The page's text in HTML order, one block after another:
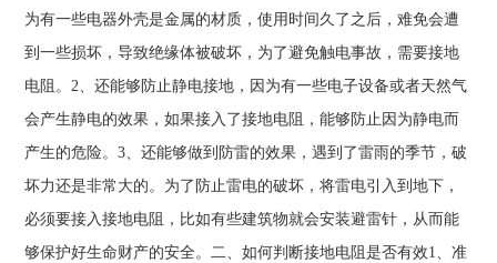
为有一些电器外壳是金属的材质，使用时间久了之后，难免会遭
到一些损坏，导致绝缘体被破坏，为了避免触电事故，需要接地
电阻。2、还能够防止静电接地，因为有一些电子设备或者天然气
会产生静电的效果，如果接入了接地电阻，能够防止因为静电而
产生的危险。3、还能够做到防雷的效果，遇到了雷雨的季节，破
坏力还是非常大的。为了防止雷电的破坏，将雷电引入到地下，
必须要接入接地电阻，比如有些建筑物就会安装避雷针，从而能
够保护好生命财产的安全。二、如何判断接地电阻是否有效1、准